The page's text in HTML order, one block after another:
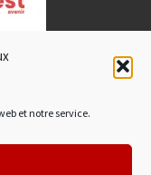
et notre service.